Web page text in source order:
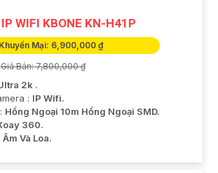
WIFI KBONE KN-H41P
Mại: 6,900,000 ₫
Giá Bán: 7,800,000 ₫
2k .
: IP Wifi.
Hồng Ngoại 10m Hồng Ngoại SMD.
360.
Và Loa.